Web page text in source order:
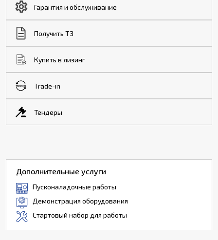
Гарантия и обслуживание
Получить ТЗ
Купить в лизинг
Trade-in
Тендеры
Дополнительные услуги
Пусконаладочные работы
Демонстрация оборудования
Стартовый набор для работы